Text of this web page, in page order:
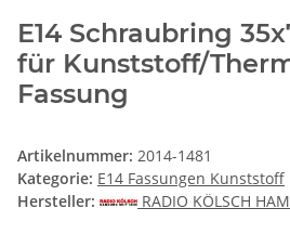
E14 Schraubring
für Kunststoff/
Fassung
Artikelnummer: 2014-1481
Kategorie: E14 Fassungen Kunststoff
Hersteller:
RADIO KÖLSCH